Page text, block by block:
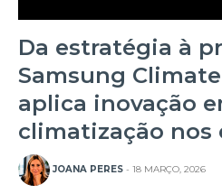
Da estratégia à
Samsung
aplica inovação
climatização nos
JOANA PERES - 18 MARÇO, 2026